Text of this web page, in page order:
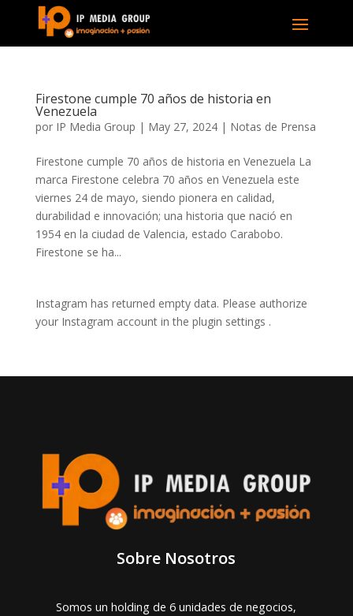
Firestone cumple 70 años de historia en
Venezuela
por IP Media Group | May 27, 2024| Notas de Prensa
Firestone cumple 70 años de historia en Venezuela La
marca Firestone celebra 70 años en Venezuela este
viernes 24 de mayo, siendo pionera en calidad,
durabilidad e innovación; una historia que nació en
1954 en la ciudad de Valencia, estado Carabobo.
Firestone se ha...
Instagram has returned empty data. Please authorize
your Instagram account in the plugin settings .
Sobre Nosotros
Somos un holding de 6 unidades de negocios,